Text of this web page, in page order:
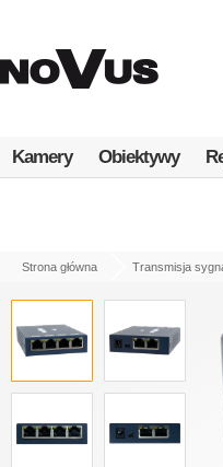
Kamery Obiektywy
Strona główna Transmisja